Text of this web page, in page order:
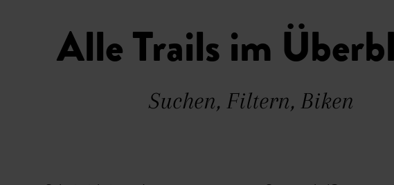
Alle Trails im
Suchen, Filtern, Biken